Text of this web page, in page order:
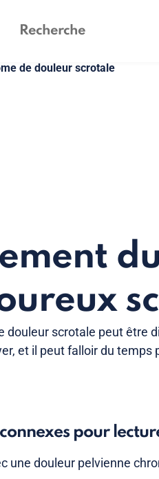
de douleur scrotale
douleur scrotale peut être
et il peut falloir du temps
pour
une douleur pelvienne